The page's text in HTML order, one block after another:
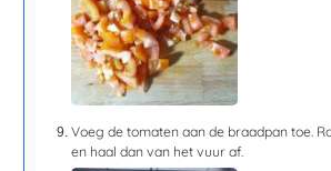
Voeg de tomaten aan de braadpan toe.
en haal dan van het vuur af.